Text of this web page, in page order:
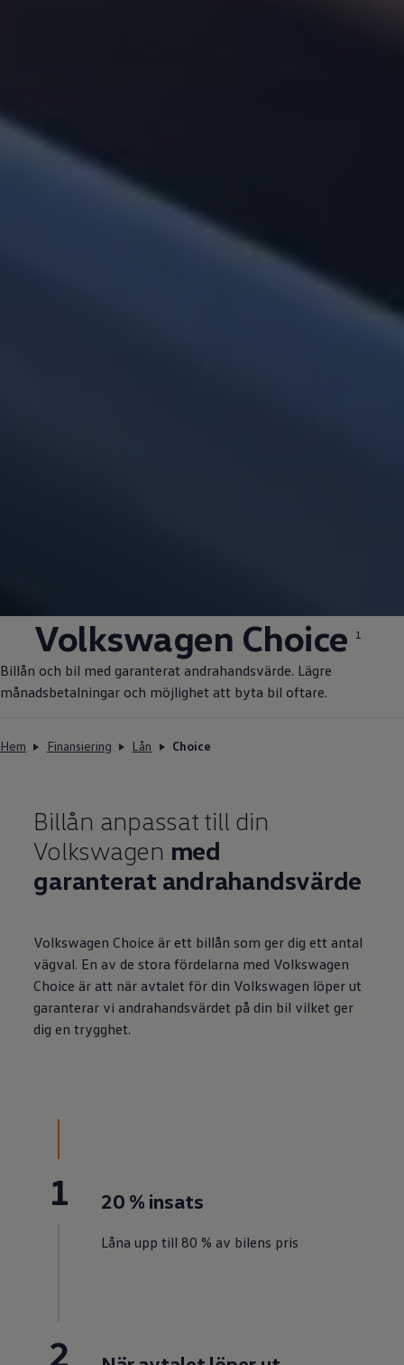
Volkswagen Choice 1
Billån och bil med garanterat andrahandsvärde. Lägre
månadsbetalningar och möjlighet att byta bil oftare.
Hem Finansiering Lån Choice
Billån anpassat till din
Volkswagen med
garanterat andra­hands­värde
Volkswagen Choice är ett billån som ger dig ett antal
vägval. En av de stora fördelarna med Volkswagen
Choice är att när avtalet för din Volkswagen löper ut
garanterar vi andrahandsvärdet på din bil vilket ger
dig en trygghet.
1 20 % insats
Låna upp till 80 % av bilens pris
2